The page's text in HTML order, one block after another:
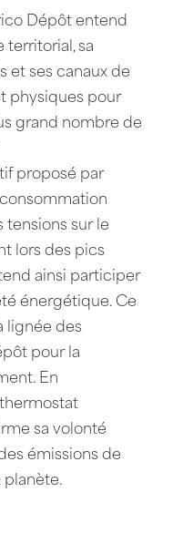
Dépôt entend
territorial, sa
et ses canaux de
physiques pour
grand nombre de
proposé par
sur le
lors des pics
ainsi participer
énergétique. Ce
lignée des
pour la
En
sa volonté
émissions de
planète.